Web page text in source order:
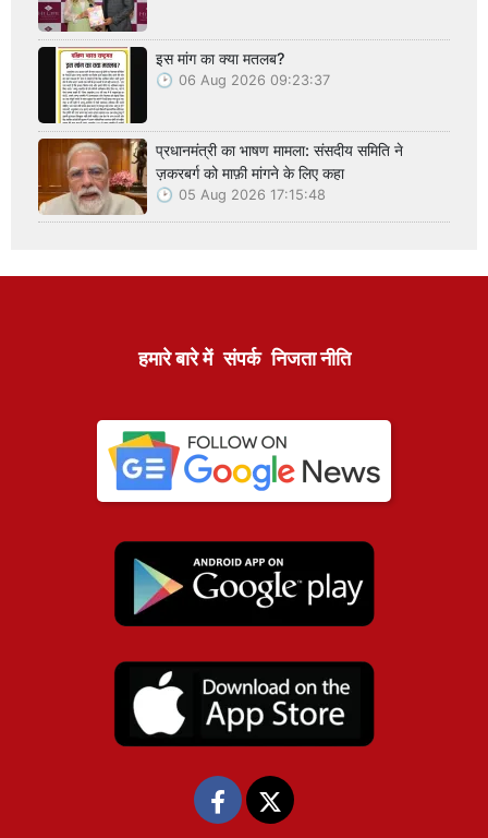
इस मांग का क्या मतलब?
06 Aug 2026 09:23:37
प्रधानमंत्री का भाषण मामला: संसदीय समिति ने
ज़करबर्ग को माफ़ी मांगने के लिए कहा
05 Aug 2026 17:15:48
हमारे बारे में संपर्क निजता नीति